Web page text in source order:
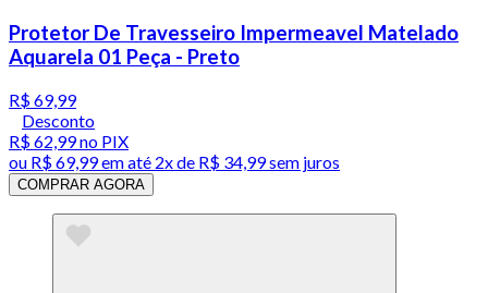
Protetor De Travesseiro Impermeavel Matelado
Aquarela 01 Peça - Preto
R$ 69,99
Desconto
R$ 62,99no PIX
ou R$ 69,99em até 2x de R$ 34,99 sem juros
COMPRAR AGORA